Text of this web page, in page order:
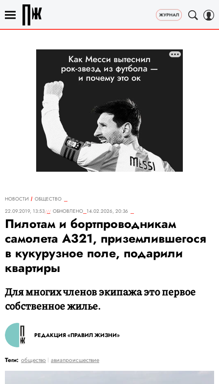
НОВОСТИ
ОБЩЕСТВО
22.09.2019, 13:53
ОБНОВЛЕНО 14.02.2026, 20:36
Пилотам и бортпроводникам
самолета A321, приземлившегося
в кукурузное поле, подарили
квартиры
Для многих членов экипажа это первое
собственное жилье.
РЕДАКЦИЯ «ПРАВИЛ ЖИЗНИ»
Теги: общество авиапроисшествие